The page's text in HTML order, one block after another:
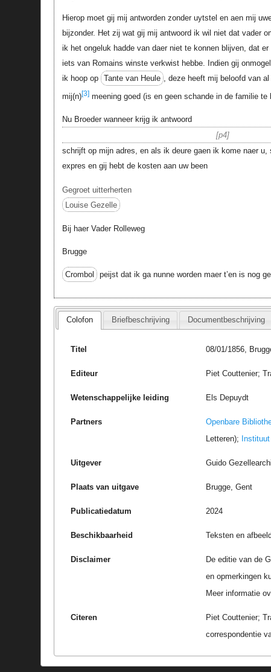
Hierop moet gij mij antworden zonder uytstel en aen mij
bijzonder. Het zij wat gij mij antwoord ik wil niet dat vader
ik het ongeluk hadde van daer niet te konnen blijven, dat
iets van Romains winste verkwist hebbe. Indien gij
ik hoop op Tante van Heule , deze heeft mij beloofd van
mij(n)[3]meening goed (is en geen schande in de familie te
Nu Broeder wanneer krijg ik antwoord
p4
schrijft op mijn adres, en als ik deure gaen ik kome naer
expres en gij hebt de kosten aan uw been
Gegroet uitterherten
Louise Gezelle
Bij haer Vader Rolleweg
Brugge
Crombol peijst dat ik ga nunne worden maer t’en is nog
Colofon Briefbeschrijving Documentbeschrijving
Titel 08/01/1856,
Editeur Piet Couttenier;
Wetenschappelijke leiding Els Depuydt
Partners Openbare
Letteren);
Uitgever Guido
Plaats van uitgave Brugge, Gent
Publicatiedatum 2024
Beschikbaarheid Teksten en
Disclaimer
De editie van de
en opmerkingen
Meer informatie
Citeren
Piet Couttenier;
correspondentie